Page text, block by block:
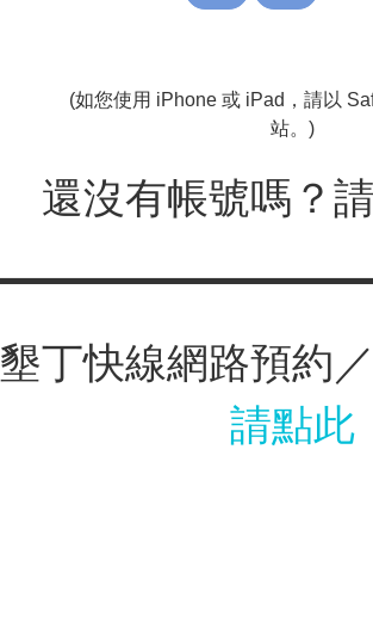
(如您使用 iPhone 或 iPad，請以
站。)
還沒有帳號嗎？
墾丁快線網路預約
請點此